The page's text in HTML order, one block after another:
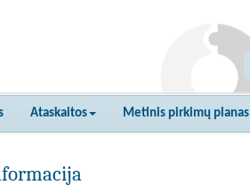
Ataskaitos Metinis pirkimų planas